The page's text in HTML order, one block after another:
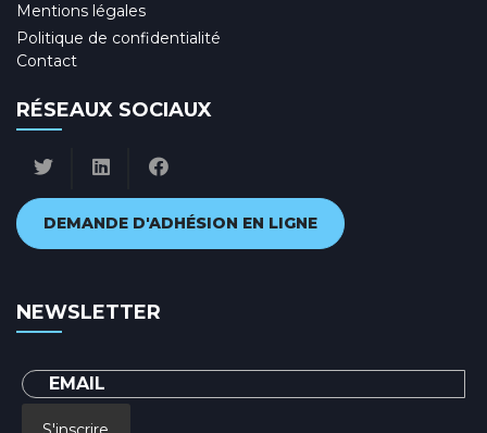
Mentions légales
Politique de confidentialité
Contact
RÉSEAUX SOCIAUX
DEMANDE D'ADHÉSION EN LIGNE
NEWSLETTER